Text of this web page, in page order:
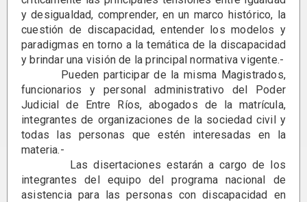
y desigualdad, comprender, en un marco histórico, la
cuestión de discapacidad, entender los modelos y
paradigmas en torno a la temática de la discapacidad
y brindar una visión de la principal normativa vigente.-
Pueden participar de la misma Magistrados,
funcionarios y personal administrativo del Poder
Judicial de Entre Ríos, abogados de la matrícula,
integrantes de organizaciones de la sociedad civil y
todas las personas que estén interesadas en la
materia.-
Las disertaciones estarán a cargo de los
integrantes del equipo del programa nacional de
asistencia para las personas con discapacidad en